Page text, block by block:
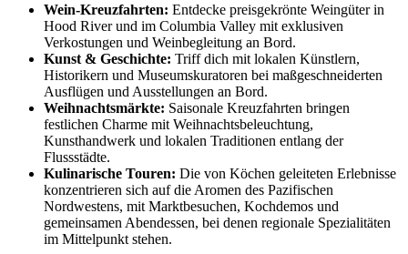
Wein-Kreuzfahrten: Entdecke preisgekrönte Weingüter in
Hood River und im Columbia Valley mit exklusiven
Verkostungen und Weinbegleitung an Bord.
Kunst & Geschichte: Triff dich mit lokalen Künstlern,
Historikern und Museumskuratoren bei maßgeschneiderten
Ausflügen und Ausstellungen an Bord.
Weihnachtsmärkte: Saisonale Kreuzfahrten bringen
festlichen Charme mit Weihnachtsbeleuchtung,
Kunsthandwerk und lokalen Traditionen entlang der
Flussstädte.
Kulinarische Touren: Die von Köchen geleiteten Erlebnisse
konzentrieren sich auf die Aromen des Pazifischen
Nordwestens, mit Marktbesuchen, Kochdemos und
gemeinsamen Abendessen, bei denen regionale Spezialitäten
im Mittelpunkt stehen.